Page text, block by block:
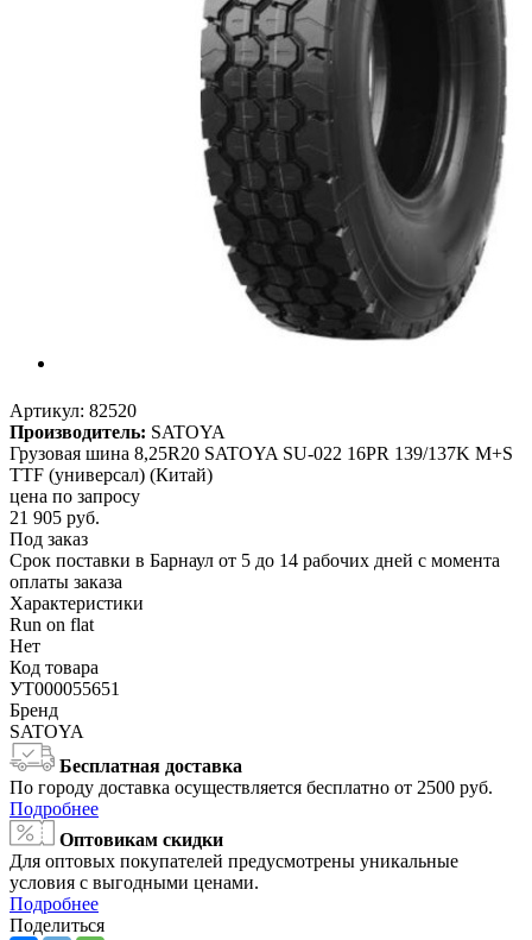
Артикул: 82520
Производитель: SATOYA
Грузовая шина 8,25R20 SATOYA SU-022 16PR 139/137K M+S
TTF (универсал) (Китай)
цена по запросу
21 905 руб.
Под заказ
Срок поставки в Барнаул от 5 до 14 рабочих дней с момента
оплаты заказа
Характеристики
Run on flat
Нет
Код товара
УТ000055651
Бренд
SATOYA
Бесплатная доставка
По городу доставка осуществляется бесплатно от 2500 руб.
Подробнее
Оптовикам скидки
Для оптовых покупателей предусмотрены уникальные
условия с выгодными ценами.
Подробнее
Поделиться